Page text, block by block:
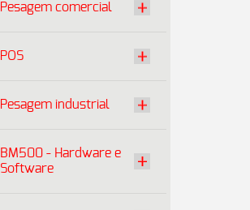
Pesagem comercial
POS
Pesagem industrial
BM500 - Hardware e
Software